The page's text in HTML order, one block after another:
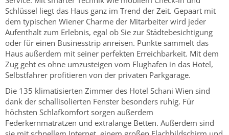
Schlüssel liegt das Haus ganz im Trend der Zeit. Gepaart mit
dem typischen Wiener Charme der Mitarbeiter wird jeder
Aufenthalt zum Erlebnis, egal ob Sie zur Städtebesichtigung
oder für einen Businesstrip anreisen. Punkte sammelt das
Haus außerdem mit seiner perfekten Erreichbarkeit. Mit dem
Zug geht es ohne umzusteigen vom Flughafen in das Hotel,
Selbstfahrer profitieren von der privaten Parkgarage.
Die 135 klimatisierten Zimmer des Hotel Schani Wien sind
dank der schallisolierten Fenster besonders ruhig. Für
höchsten Schlafkomfort sorgen außerdem
Federkernmatratzen und extralange Betten. Außerdem sind